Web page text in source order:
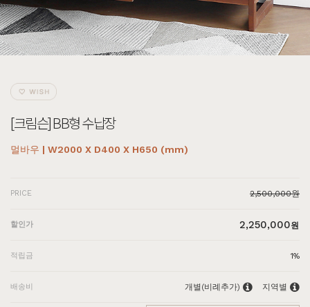
[크림슨] BB형 수납장
멀바우 | W2000 X D400 X H650 (mm)
PRICE 2,500,000원
할인가 2,250,000원
적립금 1%
배송비 개별(비례추가) 지역별